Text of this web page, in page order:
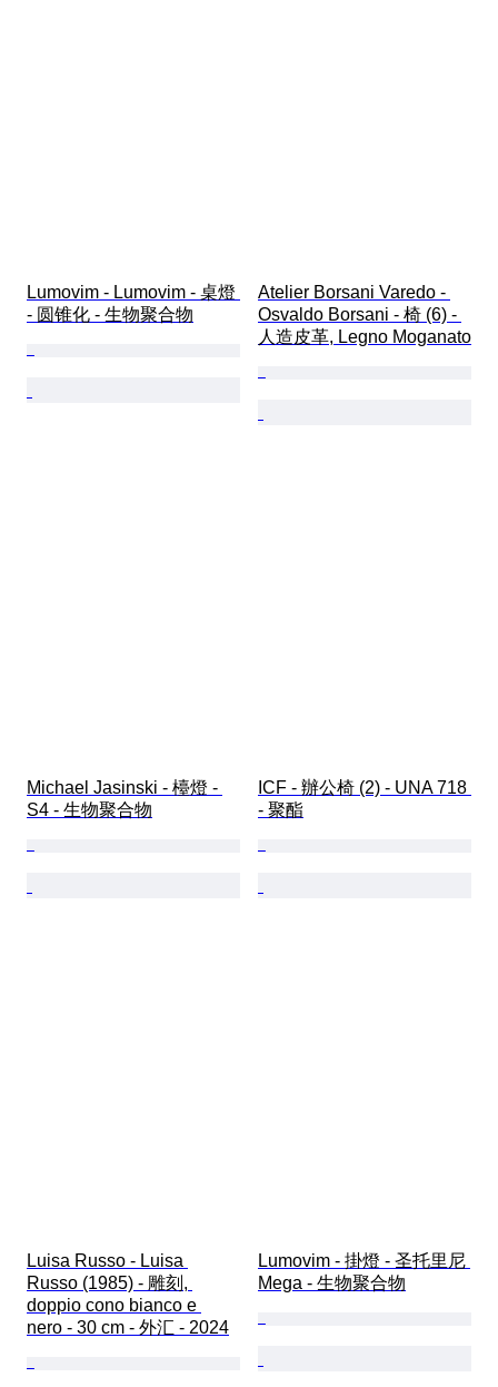
Lumovim - Lumovim - 桌燈
- 圆锥化 - 生物聚合物
Atelier Borsani Varedo -
Osvaldo Borsani - 椅 (6) -
人造皮革, Legno Moganato
Michael Jasinski - 檯燈 -
S4 - 生物聚合物
ICF - 辦公椅 (2) - UNA 718
- 聚酯
Luisa Russo - Luisa
Russo (1985) - 雕刻,
doppio cono bianco e
nero - 30 cm - 外汇 - 2024
Lumovim - 掛燈 - 圣托里尼
Mega - 生物聚合物